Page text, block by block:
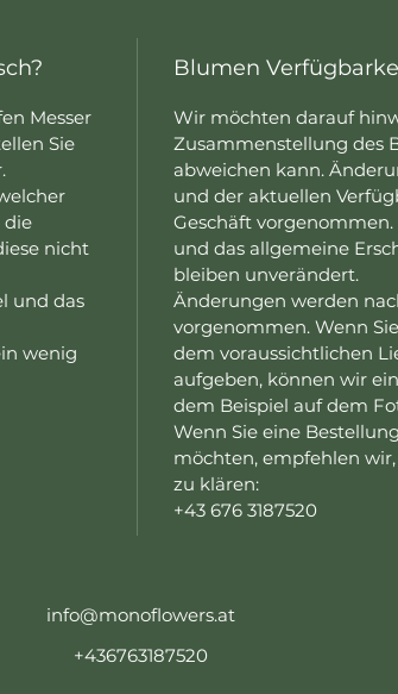
Messer
Sie
die
nicht
und das
wenig
Blumen
Wir möchten darauf
Zusammenstellung des
abweichen kann.
und der aktuellen
Geschäft
und das allgemeine
bleiben unverändert.
Änderungen werden
vorgenommen. Wenn
dem voraussichtlichen
aufgeben, können wir
dem Beispiel auf dem
Wenn Sie eine
möchten, empfehlen
zu klären:
+43 676 3187520
info@monoflowers.at
+436763187520